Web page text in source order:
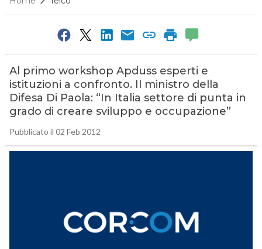
Al primo workshop Apduss esperti e
istituzioni a confronto. Il ministro della
Difesa Di Paola: “In Italia settore di punta in
grado di creare sviluppo e occupazione”
Pubblicato il 02 Feb 2012